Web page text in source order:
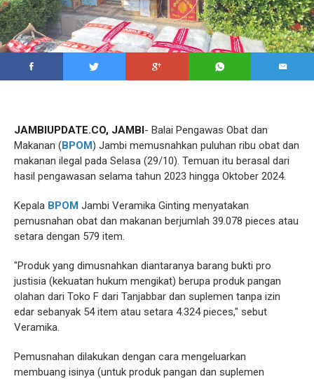
JAMBIUPDATE.CO, JAMBI- Balai Pengawas Obat dan
Makanan (BPOM) Jambi memusnahkan puluhan ribu obat dan
makanan ilegal pada Selasa (29/10). Temuan itu berasal dari
hasil pengawasan selama tahun 2023 hingga Oktober 2024.
Kepala BPOM Jambi Veramika Ginting menyatakan
pemusnahan obat dan makanan berjumlah 39.078 pieces atau
setara dengan 579 item.
"Produk yang dimusnahkan diantaranya barang bukti pro
justisia (kekuatan hukum mengikat) berupa produk pangan
olahan dari Toko F dari Tanjabbar dan suplemen tanpa izin
edar sebanyak 54 item atau setara 4.324 pieces," sebut
Veramika.
Pemusnahan dilakukan dengan cara mengeluarkan
membuang isinya (untuk produk pangan dan suplemen